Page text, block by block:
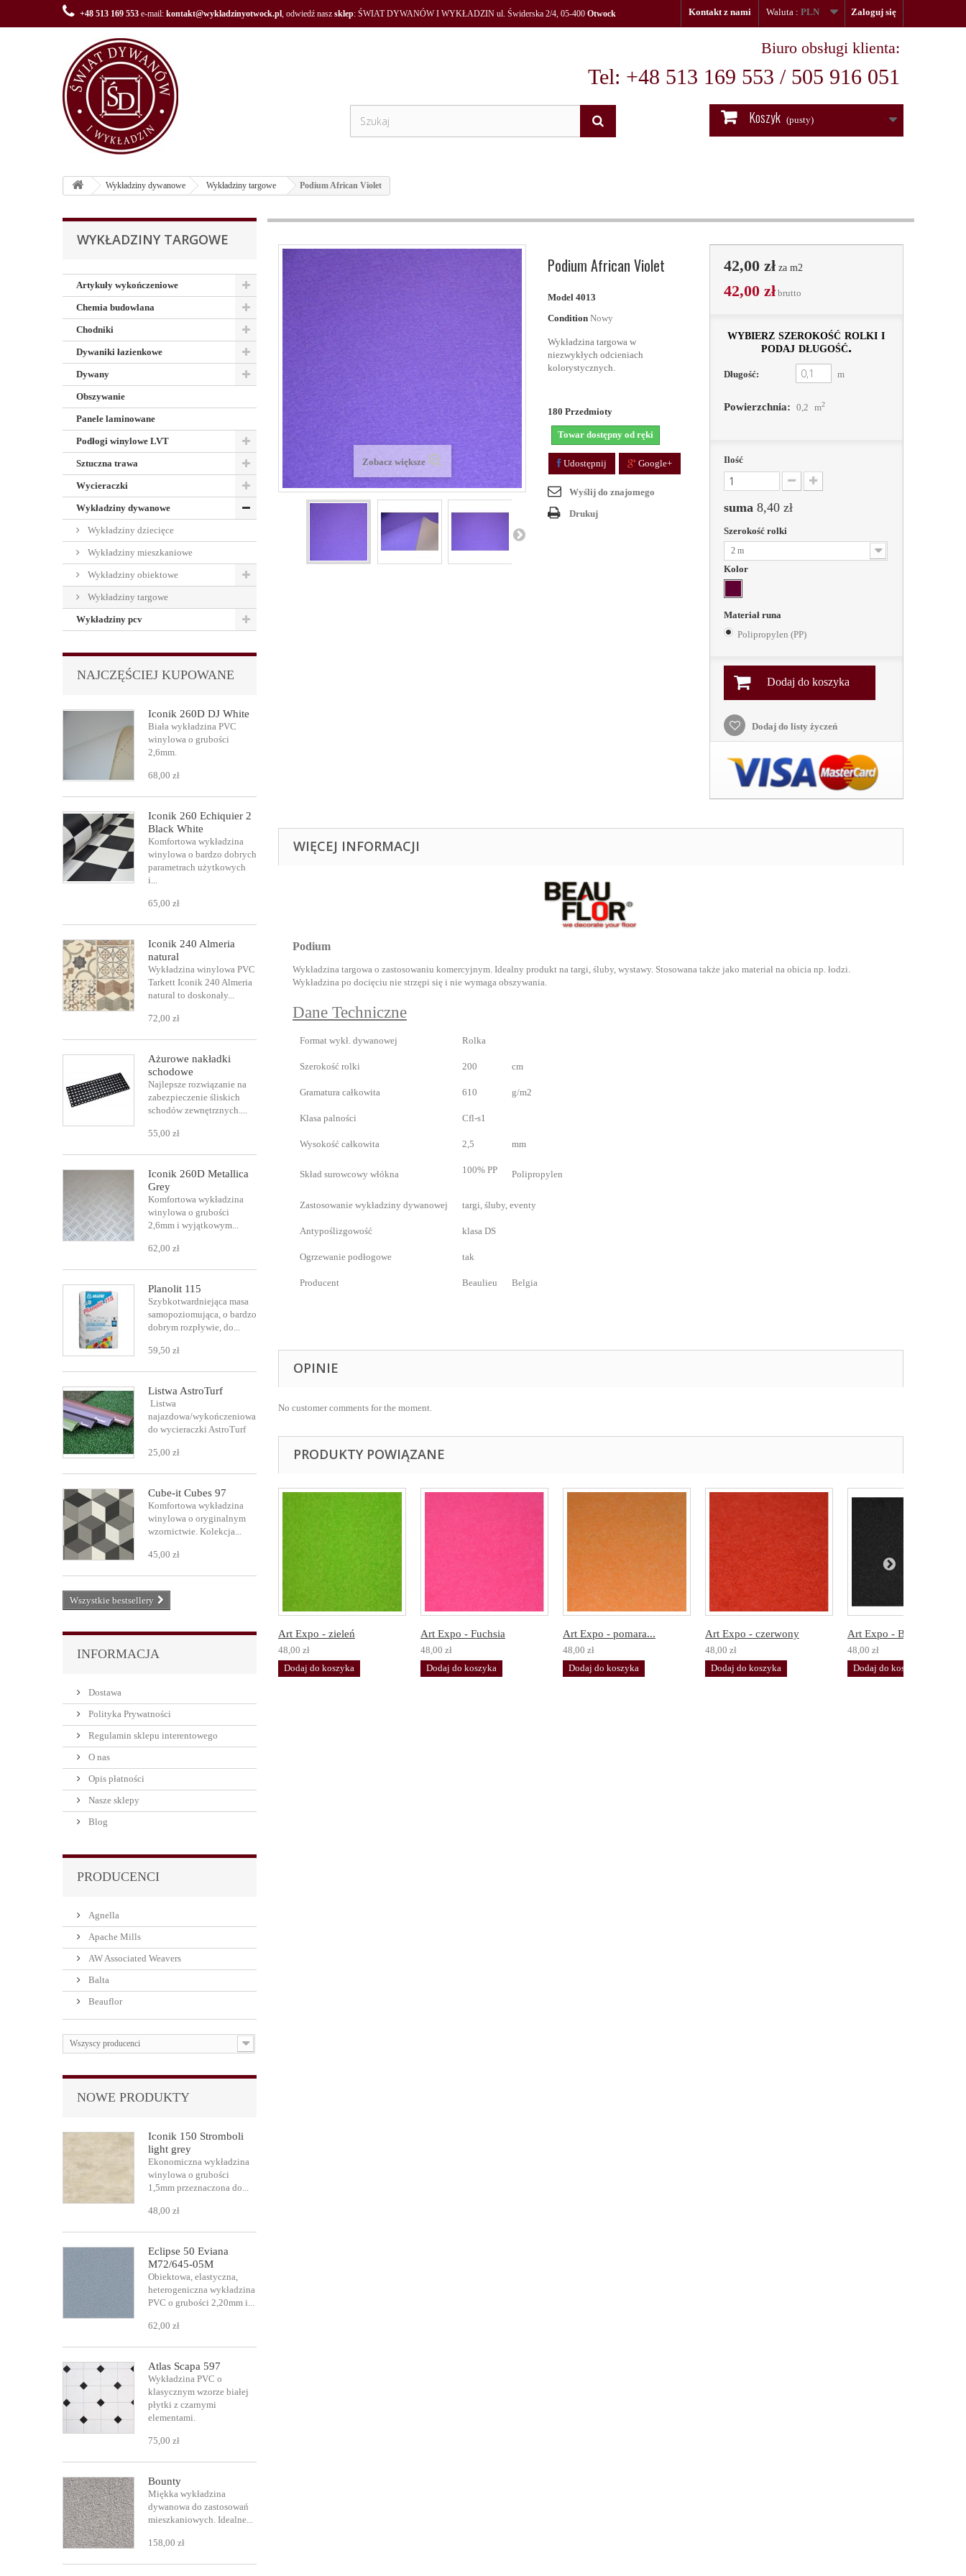
Zaloguj się
Waluta : PLN
Kontakt z nami
+48 513 169 553 e-mail: kontakt@wykladzinyotwock.pl, odwiedź nasz sklep: ŚWIAT DYWANÓW I WYKŁADZIN ul. Świderska 2/4, 05-400 Otwock
Biuro obsługi klienta:
Tel: +48 513 169 553 / 505 916 051
Koszyk (pusty)
Wykładziny dywanowe Wykładziny targowe Podium African Violet
WYKŁADZINY TARGOWE
Artykuły wykończeniowe
Chemia budowlana
Chodniki
Dywaniki łazienkowe
Dywany
Obszywanie
Panele laminowane
Podłogi winylowe LVT
Sztuczna trawa
Wycieraczki
Wykładziny dywanowe
Wykładziny dziecięce
Wykładziny mieszkaniowe
Wykładziny obiektowe
Wykładziny targowe
Wykładziny pcv
NAJCZĘŚCIEJ KUPOWANE
Iconik 260D DJ White
Biała wykładzina PVC
winylowa o grubości
2,6mm.
68,00 zł
Iconik 260 Echiquier 2
Black White
Komfortowa wykładzina
winylowa o bardzo dobrych
parametrach użytkowych
i...
65,00 zł
Iconik 240 Almeria
natural
Wykładzina winylowa PVC
Tarkett Iconik 240 Almeria
natural to doskonały...
72,00 zł
Ażurowe nakładki
schodowe
Najlepsze rozwiązanie na
zabezpieczenie śliskich
schodów zewnętrznych....
55,00 zł
Iconik 260D Metallica
Grey
Komfortowa wykładzina
winylowa o grubości
2,6mm i wyjątkowym...
62,00 zł
Planolit 115
Szybkotwardniejąca masa
samopoziomująca, o bardzo
dobrym rozpływie, do...
59,50 zł
Listwa AstroTurf
Listwa
najazdowa/wykończeniowa
do wycieraczki AstroTurf
25,00 zł
Cube-it Cubes 97
Komfortowa wykładzina
winylowa o oryginalnym
wzornictwie. Kolekcja...
45,00 zł
Wszystkie bestsellery
INFORMACJA
Dostawa
Polityka Prywatności
Regulamin sklepu interentowego
O nas
Opis płatności
Nasze sklepy
Blog
PRODUCENCI
Agnella
Apache Mills
AW Associated Weavers
Balta
Beauflor
Wszyscy producenci
NOWE PRODUKTY
Iconik 150 Stromboli
light grey
Ekonomiczna wykładzina
winylowa o grubości
1,5mm przeznaczona do...
48,00 zł
Eclipse 50 Eviana
M72/645-05M
Obiektowa, elastyczna,
heterogeniczna wykładzina
PVC o grubości 2,20mm i...
62,00 zł
Atlas Scapa 597
Wykładzina PVC o
klasycznym wzorze białej
płytki z czarnymi
elementami.
75,00 zł
Bounty
Miękka wykładzina
dywanowa do zastosowań
mieszkaniowych. Idealne...
158,00 zł
Zobacz większe
Podium African Violet
Model 4013
Condition Nowy
Wykładzina targowa w
niezwykłych odcieniach
kolorystycznych.
180 Przedmioty
Towar dostępny od ręki
Udostępnij Google+
Wyślij do znajomego
Drukuj
42,00 zł za m2
42,00 zł brutto
wybierz szerokość rolki i
podaj długość.
Długość: m
Powierzchnia: 0,2 m2
Ilość
suma 8,40 zł
Szerokość rolki
2 m
Kolor
Materiał runa
Polipropylen (PP)
Dodaj do koszyka
Dodaj do listy życzeń
WIĘCEJ INFORMACJI
Podium
Wykładzina targowa o zastosowaniu komercyjnym. Idealny produkt na targi, śluby, wystawy. Stosowana także jako materiał na obicia np. łodzi.
Wykładzina po docięciu nie strzępi się i nie wymaga obszywania.
Dane Techniczne
Format wykł. dywanowej Rolka
Szerokość rolki 200 cm
Gramatura całkowita 610 g/m2
Klasa palności Cfl-s1
Wysokość całkowita 2,5 mm
Skład surowcowy włókna 100% PP Polipropylen
Zastosowanie wykładziny dywanowej targi, śluby, eventy
Antypoślizgowość klasa DS
Ogrzewanie podłogowe tak
Producent Beaulieu Belgia
OPINIE
No customer comments for the moment.
PRODUKTY POWIĄZANE
Art Expo - zieleń
48,00 zł
Dodaj do koszyka
Art Expo - Fuchsia
48,00 zł
Dodaj do koszyka
Art Expo - pomara...
48,00 zł
Dodaj do koszyka
Art Expo - czerwony
48,00 zł
Dodaj do koszyka
Art Expo - Black
48,00 zł
Dodaj do koszyka